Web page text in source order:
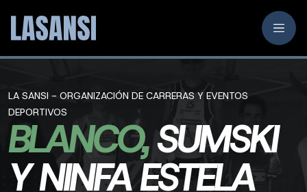
LA SANSI - ORGANIZACIÓN DE CARRERAS Y EVENTOS
DEPORTIVOS
BLANCO,SUMSKI
Y NINFA ESTELA